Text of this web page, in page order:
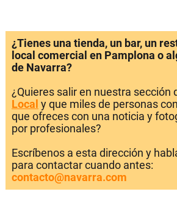
¿Tienes una tienda, un bar, un
local comercial en Pamplona o
de Navarra?
¿Quieres salir en nuestra sección
Local y que miles de personas
que ofreces con una noticia y
por profesionales?
Escríbenos a esta dirección y
para contactar cuando antes:
contacto@navarra.com